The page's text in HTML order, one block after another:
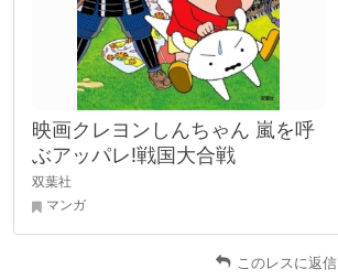
映画クレヨンしんちゃん 嵐を呼
ぶアッパレ!戦国大合戦
双葉社
マンガ
このレスに返信